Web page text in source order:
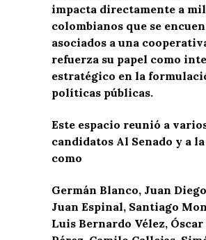
impacta directamente a
colombianos que se
asociados a una
refuerza su papel como
estratégico en la
políticas públicas.
Este espacio reunió a
candidatos Al Senado y a
como
Germán Blanco, Juan
Juan Espinal, Santiago
Luis Bernardo Vélez,